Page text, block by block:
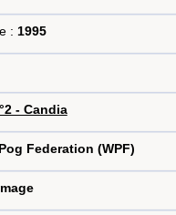
: 1995
- Candia
Federation (WPF)